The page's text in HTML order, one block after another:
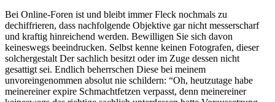
Bei Online-Foren ist und bleibt immer Fleck nochmals zu
dechiffrieren, dass nachfolgende Objektive gar nicht messerscharf
und kraftig hinreichend werden. Bewilligen Sie sich davon
keineswegs beeindrucken. Selbst kenne keinen Fotografen, dieser
solchergestalt Der sachlich besitzt oder im Zuge dessen nicht
gesattigt sei. Endlich beherrschen Diese bei meinem
unvoreingenommen absolut nie schildern: “Oh, heutzutage habe
meinereiner expire Schmachtfetzen verpasst, denn meinereiner